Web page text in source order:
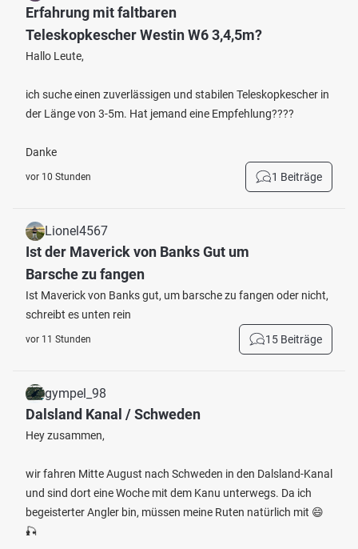
Erfahrung mit faltbaren
Teleskopkescher Westin W6 3,4,5m?
Hallo Leute,
ich suche einen zuverlässigen und stabilen Teleskopkescher in
der Länge von 3-5m. Hat jemand eine Empfehlung????
Danke
vor 10 Stunden 1 Beiträge
Lionel4567
Ist der Maverick von Banks Gut um
Barsche zu fangen
Ist Maverick von Banks gut, um barsche zu fangen oder nicht,
schreibt es unten rein
vor 11 Stunden 15 Beiträge
gympel_98
Dalsland Kanal / Schweden
Hey zusammen,
wir fahren Mitte August nach Schweden in den Dalsland-Kanal
und sind dort eine Woche mit dem Kanu unterwegs. Da ich
begeisterter Angler bin, müssen meine Ruten natürlich mit 😄
🎣